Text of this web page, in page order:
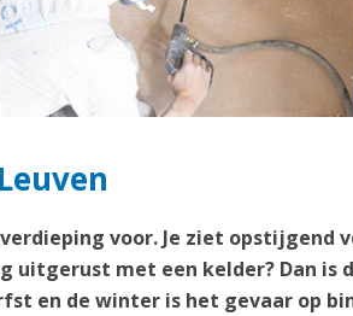
voor. Je ziet opstijgend
uitgerust met een kelder? Dan is
en de winter is het gevaar op